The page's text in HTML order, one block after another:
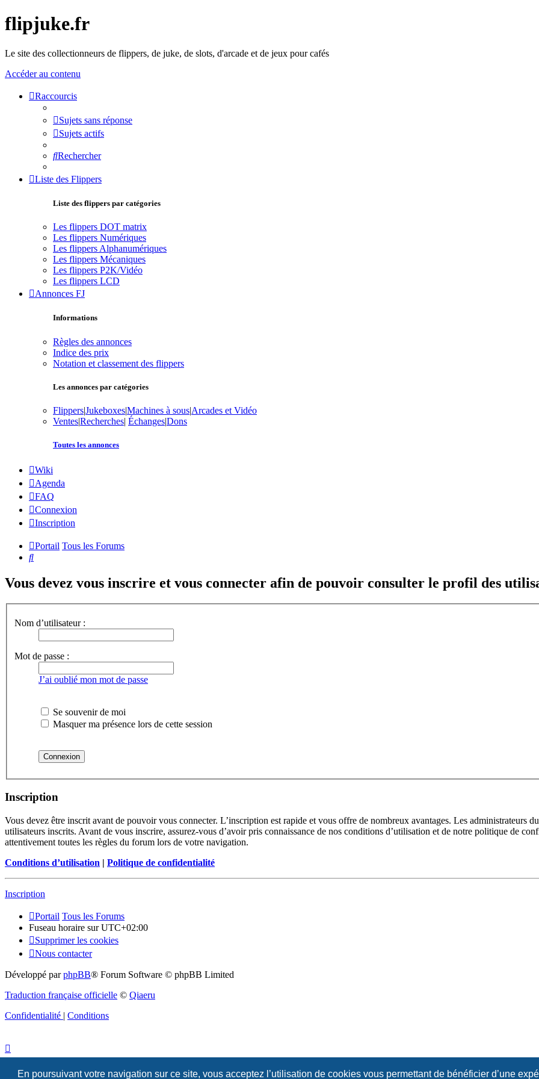
En poursuivant votre navigation sur ce site, vous acceptez l’utilisation de cookies vous permettant de bénéficier d’une
flipjuke.fr
Le site des collectionneurs de flippers, de juke, de slots, d'arcade et de jeux pour cafés
Accéder au contenu
Raccourcis
Sujets sans réponse
Sujets actifs
Rechercher
Liste des Flippers
Liste des flippers par catégories
Les flippers DOT matrix
Les flippers Numériques
Les flippers Alphanumériques
Les flippers Mécaniques
Les flippers P2K/Vidéo
Les flippers LCD
Annonces FJ
Informations
Règles des annonces
Indice des prix
Notation et classement des flippers
Les annonces par catégories
Flippers|Jukeboxes|Machines à sous|Arcades et Vidéo
Ventes|Recherches| Échanges|Dons
Toutes les annonces
Wiki
Agenda
FAQ
Connexion
Inscription
Portail Tous les Forums
Rechercher
Vous devez vous inscrire et vous connecter afin de pouvoir consulter le profil des
Nom d’utilisateur :
Mot de passe :
J’ai oublié mon mot de passe
Se souvenir de moi
Masquer ma présence lors de cette session
Inscription
Vous devez être inscrit avant de pouvoir vous connecter. L’inscription est rapide et vous offre de nombreux avantages. Les administrateurs
utilisateurs inscrits. Avant de vous inscrire, assurez-vous d’avoir pris connaissance de nos conditions d’utilisation et de notre politique de
attentivement toutes les règles du forum lors de votre navigation.
Conditions d’utilisation | Politique de confidentialité
Inscription
Portail Tous les Forums
Fuseau horaire surUTC+02:00
Supprimer les cookies
Nous contacter
Développé parphpBB® Forum Software © phpBB Limited
Traduction française officielle © Qiaeru
Confidentialité | Conditions